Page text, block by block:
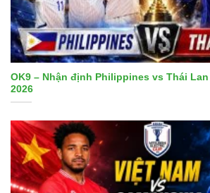
OK9 – Nhận định Philippines vs Thái
2026